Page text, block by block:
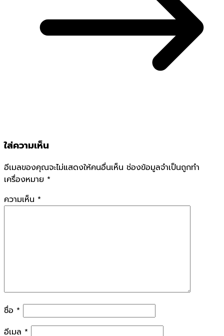
ใส่ความเห็น
อีเมลของคุณจะไม่แสดงให้คนอื่นเห็น ช่องข้อมูลจำเป็นถูกทำ
เครื่องหมาย *
ความเห็น *
ชื่อ *
อีเมล *